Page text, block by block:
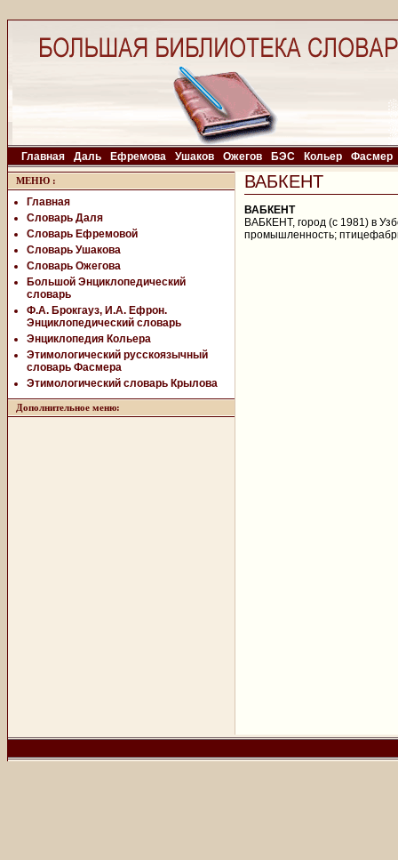
Главная Даль Ефремова Ушаков Ожегов БЭС Кольер Фасмер
МЕНЮ :
Главная
Словарь Даля
Словарь Ефремовой
Словарь Ушакова
Словарь Ожегова
Большой Энциклопедический
словарь
Ф.А. Брокгауз, И.А. Ефрон.
Энциклопедический словарь
Энциклопедия Кольера
Этимологический русскоязычный
словарь Фасмера
Этимологический словарь Крылова
Дополнительное меню:
ВАБКЕНТ
ВАБКЕНТ
ВАБКЕНТ, город (с 1981) в
промышленность;